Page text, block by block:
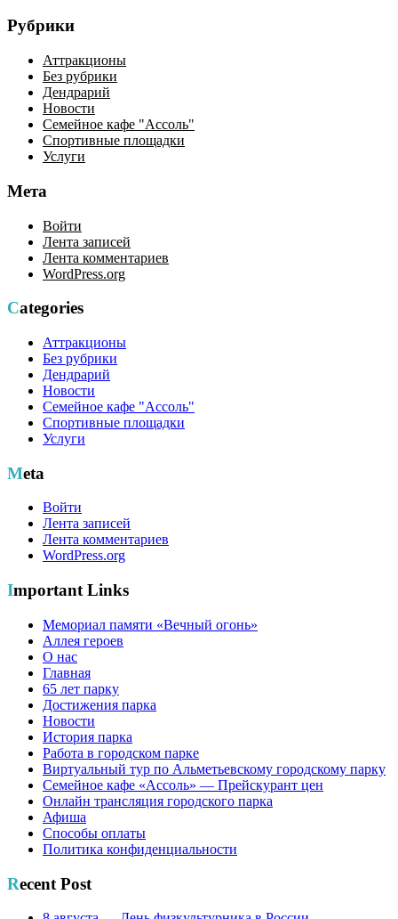
Рубрики
Аттракционы
Без рубрики
Дендрарий
Новости
Семейное кафе "Ассоль"
Спортивные площадки
Услуги
Мета
Войти
Лента записей
Лента комментариев
WordPress.org
Categories
Аттракционы
Без рубрики
Дендрарий
Новости
Семейное кафе "Ассоль"
Спортивные площадки
Услуги
Meta
Войти
Лента записей
Лента комментариев
WordPress.org
Important Links
Мемориал памяти «Вечный огонь»
Аллея героев
О нас
Главная
65 лет парку
Достижения парка
Новости
История парка
Работа в городском парке
Виртуальный тур по Альметьевскому городскому парку
Семейное кафе «Ассоль» — Прейскурант цен
Онлайн трансляция городского парка
Афиша
Способы оплаты
Политика конфиденциальности
Recent Post